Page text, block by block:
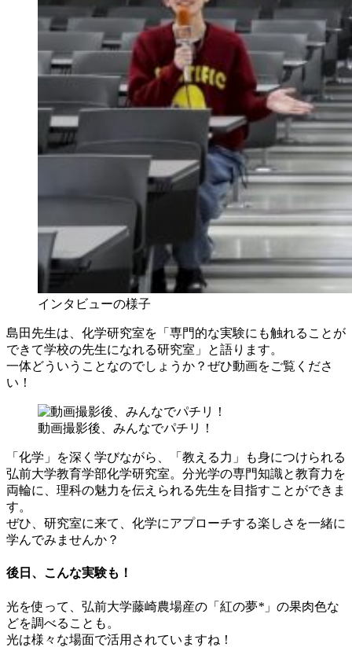
インタビューの様子
島田先生は、化学研究室を「専門的な実験にも触れることが
できて学校の先生になれる研究室」と語ります。
一体どういうことなのでしょうか？ぜひ動画をご覧くださ
い！
動画撮影後、みんなでパチリ！
「化学」を深く学びながら、「教える力」も身につけられる
弘前大学教育学部化学研究室。分光学の専門知識と教育力を
両輪に、理科の魅力を伝えられる先生を目指すことができま
す。
ぜひ、研究室に来て、化学にアプローチする楽しさを一緒に
学んでみませんか？
後日、こんな実験も！
光を使って、弘前大学藤崎農場産の「紅の夢* 」の果肉色な
どを調べることも。
光は様々な場面で活用されていますね！